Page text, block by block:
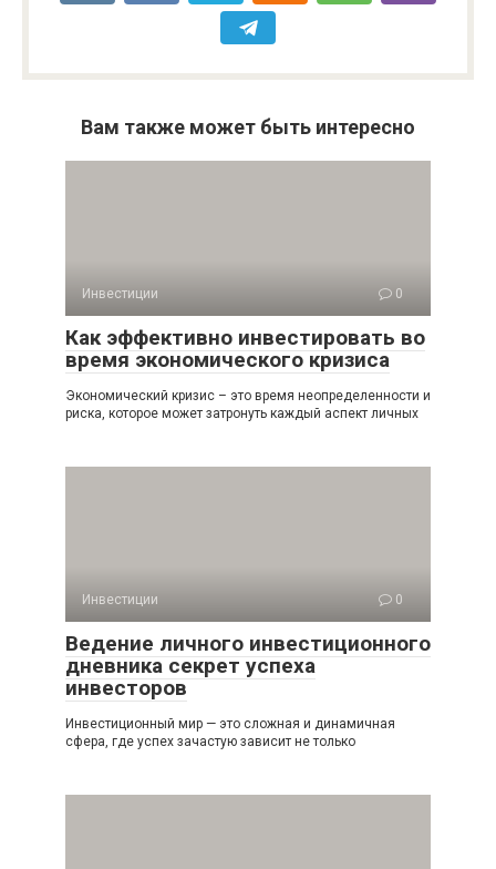
Вам также может быть интересно
Инвестиции 0
Как эффективно инвестировать во
время экономического кризиса
Экономический кризис – это время неопределенности и
риска, которое может затронуть каждый аспект личных
Инвестиции 0
Ведение личного инвестиционного
дневника секрет успеха
инвесторов
Инвестиционный мир — это сложная и динамичная
сфера, где успех зачастую зависит не только